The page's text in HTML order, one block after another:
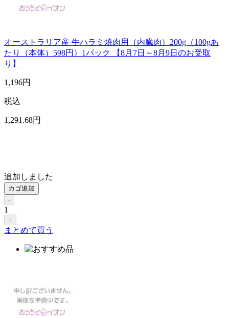
オーストラリア産 牛ハラミ焼肉用（内臓肉）200g（100gあ
たり（本体）598円）1パック 【8月7日～8月9日のお受取
り】
1,196円
税込
1,291 .68円
追加しました
カゴ追加
-
1
+
まとめて買う